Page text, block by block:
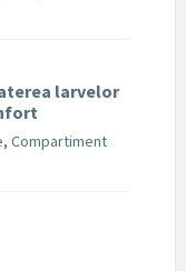
larvelor
, Compartiment